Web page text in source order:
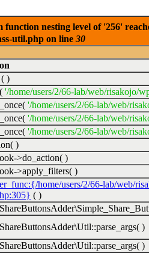
nesting level of '256'
util.php on line 30
)
'/home/users/2/66-lab/web/risakojo/
'/home/users/2/66-lab/web/
'/home/users/2/66-lab/web/
'/home/users/2/66-lab/web/
)
>do_action( )
>apply_filters( )
home/users/2/66-lab/web/
( )
)
)